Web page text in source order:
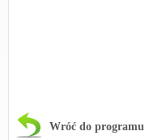
Wróć do programu